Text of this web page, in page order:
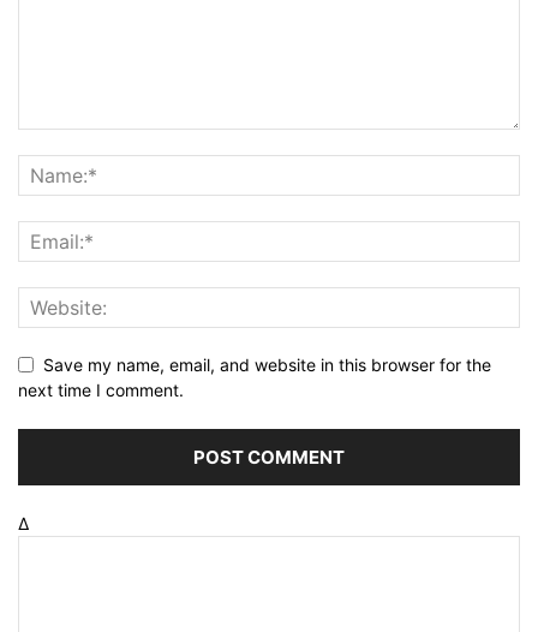
Save my name, email, and website in this browser for the
next time I comment.
Δ